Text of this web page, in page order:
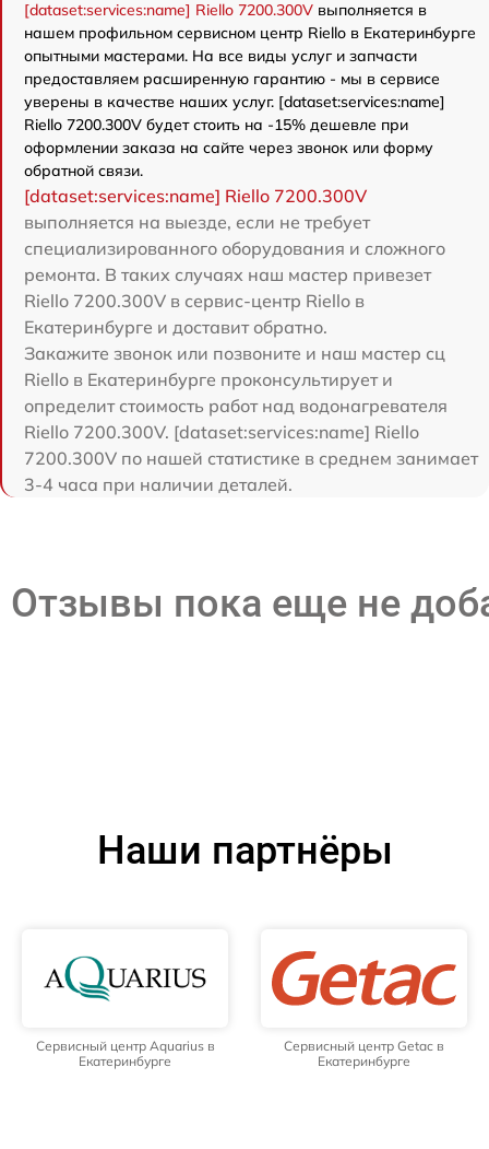
[dataset:services:name] Riello 7200.300V выполняется в
нашем профильном сервисном центр Riello в Екатеринбурге
опытными мастерами. На все виды услуг и запчасти
предоставляем расширенную гарантию - мы в сервисе
уверены в качестве наших услуг. [dataset:services:name]
Riello 7200.300V будет стоить на -15% дешевле при
оформлении заказа на сайте через звонок или форму
обратной связи.
[dataset:services:name] Riello 7200.300V
выполняется на выезде, если не требует
специализированного оборудования и сложного
ремонта. В таких случаях наш мастер привезет
Riello 7200.300V в сервис-центр Riello в
Екатеринбурге и доставит обратно.
Закажите звонок или позвоните и наш мастер сц
Riello в Екатеринбурге проконсультирует и
определит стоимость работ над водонагревателя
Riello 7200.300V. [dataset:services:name] Riello
7200.300V по нашей статистике в среднем занимает
3-4 часа при наличии деталей.
Отзывы пока еще не
Наши партнёры
Сервисный центр Aquarius в
Екатеринбурге
Сервисный центр Getac в
Екатеринбурге